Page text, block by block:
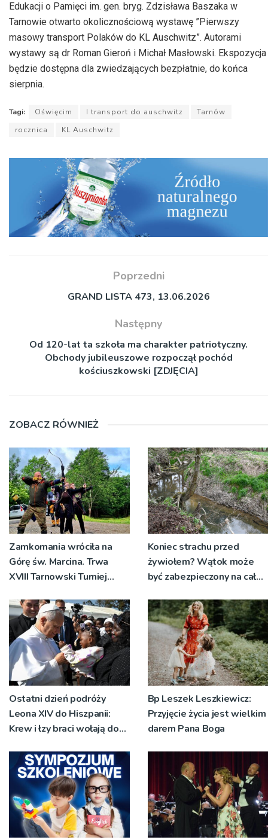
Edukacji o Pamięci im. gen. bryg. Zdzisława Baszaka w
Tarnowie otwarto okolicznościową wystawę ”Pierwszy
masowy transport Polaków do KL Auschwitz”. Autorami
wystawy są dr Roman Gieroń i Michał Masłowski. Ekspozycja
będzie dostępna dla zwiedzających bezpłatnie, do końca
sierpnia.
Tagi: Oświęcim I transport do auschwitz
Tarnów
rocznica
KL Auschwitz
Poprzedni
GRAND LISTA 473, 13.06.2026
Następny
Od 120-lat ta szkoła ma charakter patriotyczny.
Obchody jubileuszowe rozpoczął pochód
kościuszkowski [ZDJĘCIA]
ZOBACZ RÓWNIEŻ
Zamkomania wróciła na
Górę św. Marcina. Trwa
XVIII Tarnowski Turniej
Koniec strachu przed
żywiołem? Wątok może
być zabezpieczony na całej
Ostatni dzień podróży
Leona XIV do Hiszpanii:
Krew i łzy braci wołają do
Bp Leszek Leszkiewicz:
Przyjęcie życia jest wielkim
darem Pana Boga